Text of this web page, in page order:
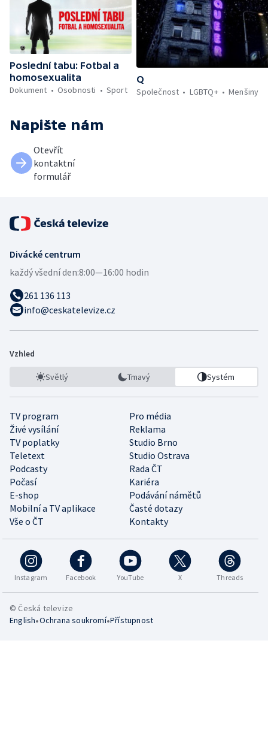
Poslední tabu: Fotbal a
homosexualita
Dokument
Osobnosti Sport
Q
Společnost
LGBTQ+ Menšiny
Napište nám
Otevřít
kontaktní
formulář
Divácké centrum
každý všední den:8:00—16:00 hodin
261 136 113
info@ceskatelevize.cz
Vzhled
Světlý Tmavý Systém
TV program
Pro média
Živé vysílání
Reklama
TV poplatky
Studio Brno
Teletext
Studio Ostrava
Podcasty
Rada ČT
Počasí
Kariéra
E-shop
Podávání námětů
Mobilní a TV aplikace
Časté dotazy
Vše o ČT
Kontakty
Instagram Facebook YouTube X Threads
© Česká televize
English•Ochrana soukromí•Přístupnost